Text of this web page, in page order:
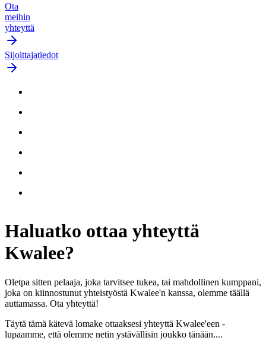
Ota
meihin
yhteyttä
Sijoittajatiedot
Haluatko ottaa yhteyttä
Kwalee?
Oletpa sitten pelaaja, joka tarvitsee tukea, tai mahdollinen kumppani,
joka on kiinnostunut yhteistyöstä Kwalee'n kanssa, olemme täällä
auttamassa. Ota yhteyttä!
Täytä tämä kätevä lomake ottaaksesi yhteyttä Kwalee'een -
lupaamme, että olemme netin ystävällisin joukko tänään....